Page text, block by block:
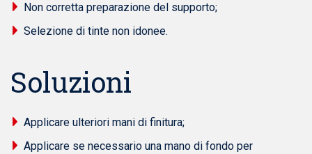
Non corretta preparazione del supporto;
Selezione di tinte non idonee.
Soluzioni
Applicare ulteriori mani di finitura;
Applicare se necessario una mano di fondo per